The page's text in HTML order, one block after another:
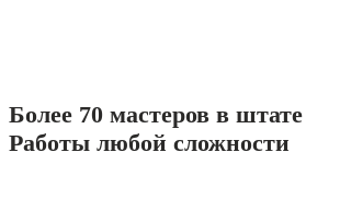
Более 70 мастеров в штате
Работы любой сложности